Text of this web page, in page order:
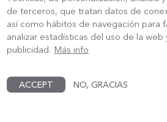
de terceros, que tratan datos de
así como hábitos de navegación para
analizar estadísticas del uso de la web
publicidad. Más info
ACCEPT NO, GRACIAS